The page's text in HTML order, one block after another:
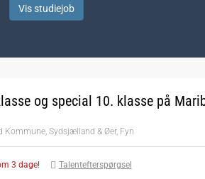
Vis studiejob
og special 10. klasse på
Kommune, Sydsjælland & Øer, Fyn
3 dage! Talentefterspørgsel